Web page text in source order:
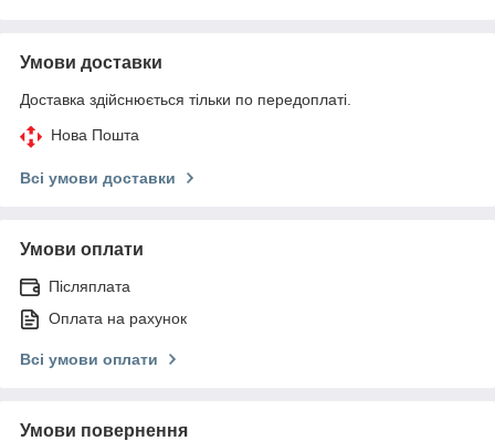
Умови доставки
Доставка здійснюється тільки по передоплаті.
Нова Пошта
Всі умови доставки
Умови оплати
Післяплата
Оплата на рахунок
Всі умови оплати
Умови повернення